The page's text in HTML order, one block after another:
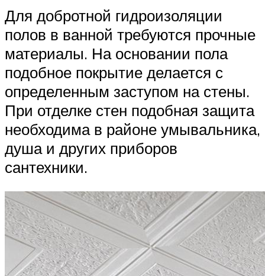
Для добротной гидроизоляции
полов в ванной требуются прочные
материалы. На основании пола
подобное покрытие делается с
определенным заступом на стены.
При отделке стен подобная защита
необходима в районе умывальника,
душа и других приборов
сантехники.